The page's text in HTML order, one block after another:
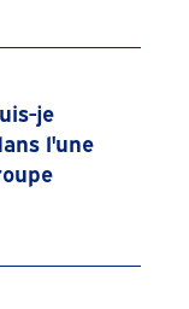
je
l'une